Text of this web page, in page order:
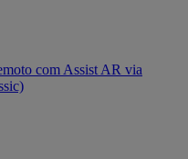
com Assist AR via